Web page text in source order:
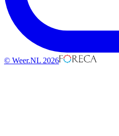
© Weer.NL 2026